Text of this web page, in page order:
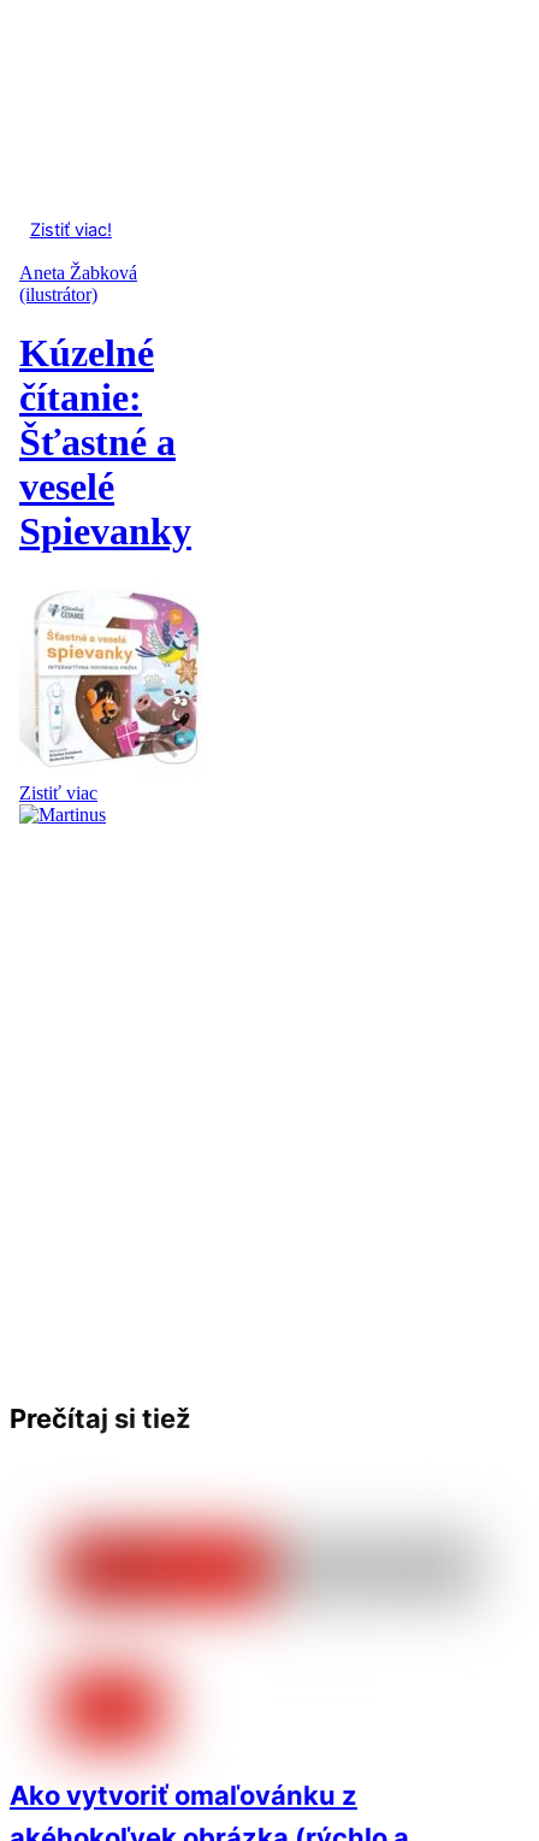
Zistiť viac!
Prečítaj si tiež
Ako vytvoriť omaľovánku z